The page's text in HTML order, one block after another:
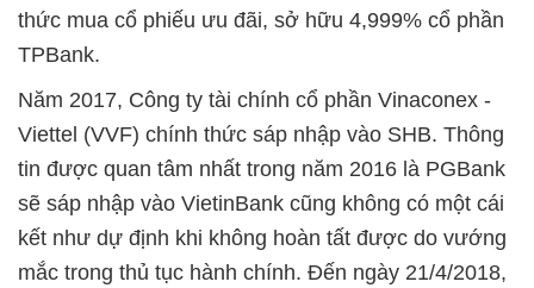
thức mua cổ phiếu ưu đãi, sở hữu 4,999% cổ phần
TPBank.
Năm 2017, Công ty tài chính cổ phần Vinaconex -
Viettel (VVF) chính thức sáp nhập vào SHB. Thông
tin được quan tâm nhất trong năm 2016 là PGBank
sẽ sáp nhập vào VietinBank cũng không có một cái
kết như dự định khi không hoàn tất được do vướng
mắc trong thủ tục hành chính. Đến ngày 21/4/2018,